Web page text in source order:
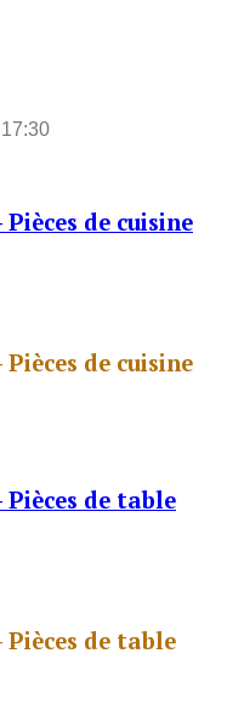
de cuisine
de cuisine
de table
de table